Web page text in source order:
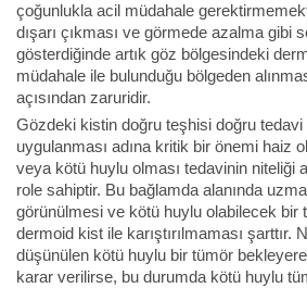
çoğunlukla acil müdahale
dışarı çıkması ve görmede azalma gibi
gösterdiğinde artık göz bölgesindeki
müdahale ile bulunduğu bölgeden
açısından zaruridir.
Gözdeki kistin doğru teşhisi doğru
uygulanması adına kritik bir önemi haiz
veya kötü huylu olması tedavinin niteliği
role sahiptir. Bu bağlamda alanında
görünülmesi ve kötü huylu olabilecek bir
dermoid kist ile karıştırılmaması şarttır.
düşünülen kötü huylu bir tümör
karar verilirse, bu durumda kötü huylu